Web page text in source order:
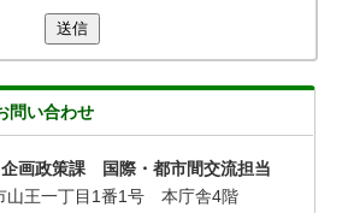
送信
問い合わせ
画政策課 国際・都市間交流担当
王一丁目1番1号 本庁舎4階